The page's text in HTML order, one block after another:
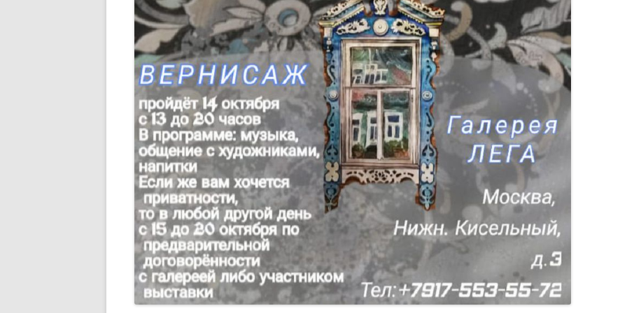
ПОЛОЖЕНИЕ ОБ УЧАСТИИ
ЧЛЕНОВ ТСПХ В
ЭКСПОЗИЦИОННОМ ПРОЕКТЕ
ПЕРВАЯ ПАЕВАЯ ГАЛЕРЕЯ
ЧЛЕНОВ ТСПХ«ЭЛИЗИУМ» —
ВРЕМЕННО ПРИОСТАНОВЛЕНО
О ВОССТАНОВЛЕНИИ В РЯДАХ
СОЮЗА
СПИСОК НАГРАЖДЕННЫХ
ПОЧЕТНОЙ МЕДАЛЬЮ ТСПХ